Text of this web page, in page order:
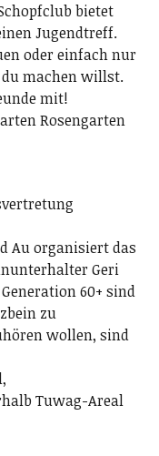
bietet
Jugendtreff.
oder einfach nur
machen willst.
mit!
Rosengarten
Au organisiert das
Geri
60+ sind
zu
wollen, sind
Tuwag-Areal